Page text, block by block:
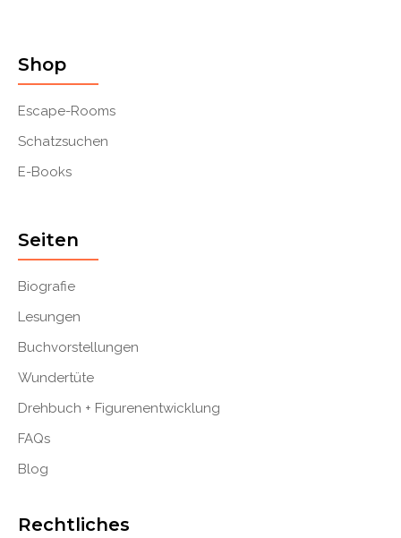
Shop
Escape-Rooms
Schatzsuchen
E-Books
Seiten
Biografie
Lesungen
Buchvorstellungen
Wundertüte
Drehbuch + Figurenentwicklung
FAQs
Blog
Rechtliches